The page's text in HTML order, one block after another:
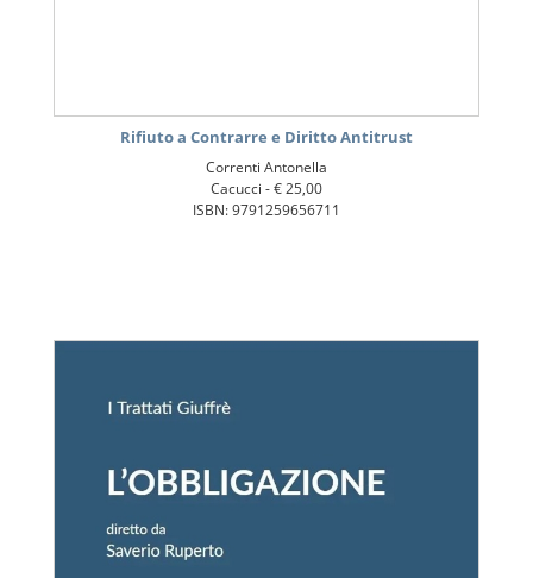
Rifiuto a Contrarre e Diritto Antitrust
Correnti Antonella
Cacucci -€ 25,00
ISBN: 9791259656711